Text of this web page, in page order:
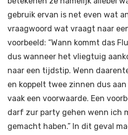
gebruik ervan is net even wat
vraagwoord wat vraagt naar
voorbeeld: “Wann kommt das
dus wanneer het vliegtuig
naar een tijdstip. Wenn
en koppelt twee zinnen dus
vaak een voorwaarde. Een
darf zur party gehen wenn ich
gemacht haben.” In dit geval